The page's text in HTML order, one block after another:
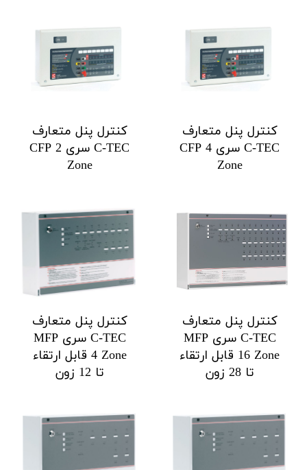
کنترل پنل متعارف
C-TEC سری CFP 4
Zone
کنترل پنل متعارف
C-TEC سری CFP 2
Zone
کنترل پنل متعارف
C-TEC سری MFP
16 Zone قابل ارتقاء
تا 28 زون
کنترل پنل متعارف
C-TEC سری MFP
4 Zone قابل ارتقاء
تا 12 زون